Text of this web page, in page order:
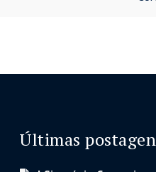
Últimas